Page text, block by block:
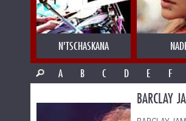
N'TSCHASKANA
A
B C D E F
BARCLAY